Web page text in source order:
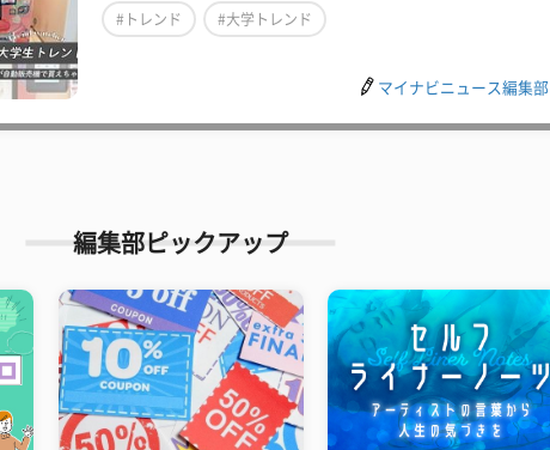
#トレンド #大学トレンド
マイナビニュース編集部
編集部ピックアップ